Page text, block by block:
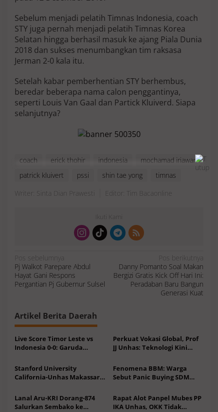
v
e
r
t
P
g
g
a
n
n
Sebelum menjadi pelatih Timnas Indonesia, coach
STY juga pernah menjadi pelatih Timnas Korea
Selatan hingga berhasil masuk ke ajang Piala Dunia
2018 dan sukses menumbangkan tim raksasa
Jerman 2-0 kala itu.
Setelah kabar pemberhentian STY berhembus,
beredar beberapa nama calon penggantinya,
seperti Louis Van Gaal dan Partick Kluiverd. Siapa
selanjutnya?
coach erick thohir indonesia
mochamad iriawan
patrick kluivert
pssi shin tae yong
timnas
Writer: Sinta Dian Prawesti
Editor: Tim Bacaonline
v
i
g
a
s
Pos sebelumnya
Pj Walkot Parepare Abdul
Hayat Gani Respons
Pergantian Pj Gubernur Sulsel
Pos berikutnya
Danny Pomanto Soal Makan
Bergizi Gratis Kick Off Hari Ini:
Peradaban Baru Bangun
Generasi Kuat
Artikel Berita Daerah
Live Score Timor Leste vs
Indonesia 0-0: Garuda
10 Orang
Perkuat Vokasi Global, Prof
JJ Unhas: Teknologi Kini
Stanford University
California-Unhas Makassar
Kesehatan Gratis untuk
Masyarakat
Fenomena BBM: Warga
Sebut Panic Buying SDM
Full Tank
Lanal Aru-KRI Dorang-874
Salurkan Sembako ke
Rapat Alot Panpel Mubes PP
IKA Unhas, OKK Tidak